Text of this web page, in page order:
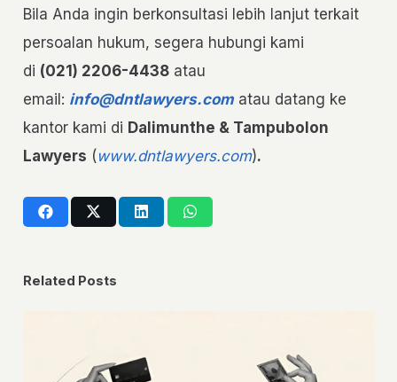
Bila Anda ingin berkonsultasi lebih lanjut terkait
persoalan hukum, segera hubungi kami
di (021) 2206-4438atau
email: info@dntlawyers.comatau datang ke
kantor kami di Dalimunthe & Tampubolon
Lawyers ( www.dntlawyers.com).
Related Posts